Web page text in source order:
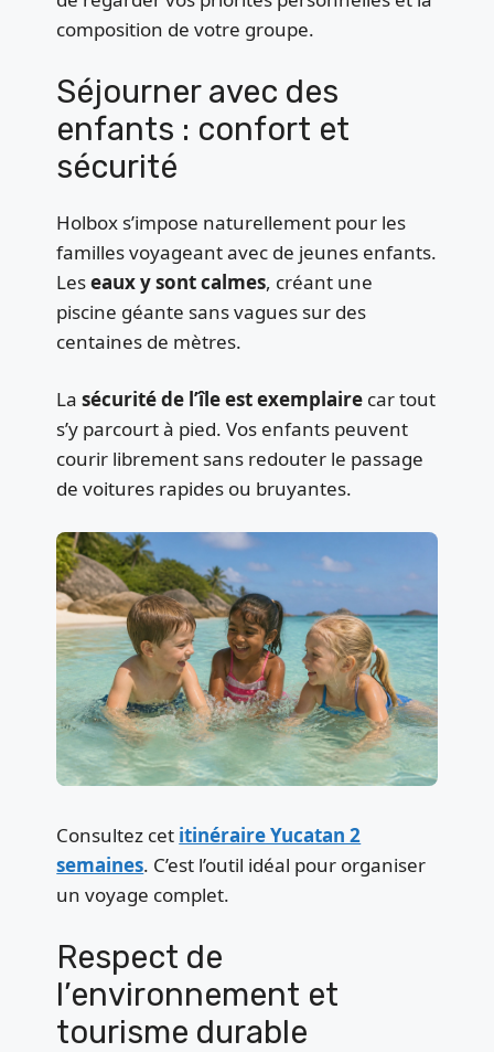
composition de votre groupe.
Séjourner avec des
enfants : confort et
sécurité
Holbox s’impose naturellement pour les
familles voyageant avec de jeunes enfants.
Leseaux y sont calmes, créant une
piscine géante sans vagues sur des
centaines de mètres.
Lasécurité de l’île est exemplaire car tout
s’y parcourt à pied. Vos enfants peuvent
courir librement sans redouter le passage
de voitures rapides ou bruyantes.
Consultez cet itinéraire Yucatan 2
semaines. C’est l’outil idéal pour organiser
un voyage complet.
Respect de
l’environnement et
tourisme durable